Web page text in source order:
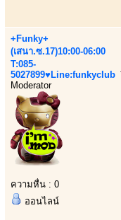
+Funky+
(เสนา.ซ.17)10:00-06:00
T:085-
5027899♥Line:funkyclub
Moderator
ความหื่น : 0
ออนไลน์